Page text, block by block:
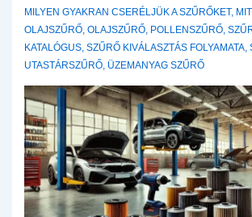
MILYEN GYAKRAN CSERÉLJÜK A SZŰRŐKET,
OLAJSZŰRŐ, OLAJSZŰRŐ, POLLENSZŰRŐ,
KATALÓGUS, SZŰRŐ KIVÁLASZTÁS FOLYAMATA,
UTASTÁRSZŰRŐ, ÜZEMANYAG SZŰRŐ